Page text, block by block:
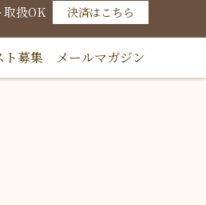
取扱OK 決済はこちら
ト募集 メールマガジン